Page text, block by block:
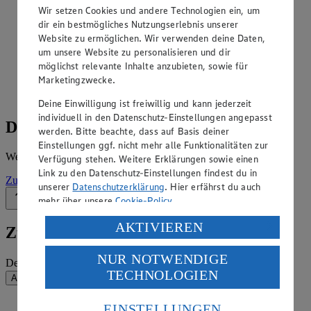
ansehen
Siehe dir die Angebote der Woche deines Marktes im
digitalen Blätterkatalog an.
Prospekt MG_313_EC_Schmidt im Browser
Details zum Markt
Weitere Informationen – alles auf einem Blick.
Zur Marktseite
Zurück nach oben
Zum Newsletter anmelden
Deine E-Mail-Adresse (Pflichtfeld)
Absenden
Wir setzen Cookies und andere Technologien ein, um
dir ein bestmögliches Nutzungserlebnis unserer
Website zu ermöglichen. Wir verwenden deine Daten,
um unsere Website zu personalisieren und dir
möglichst relevante Inhalte anzubieten, sowie für
Marketingzwecke.
Deine Einwilligung ist freiwillig und kann jederzeit
individuell in den Datenschutz-Einstellungen angepasst
werden. Bitte beachte, dass auf Basis deiner
Einstellungen ggf. nicht mehr alle Funktionalitäten zur
Verfügung stehen. Weitere Erklärungen sowie einen
Link zu den Datenschutz-Einstellungen findest du in
unserer Datenschutzerklärung. Hier erfährst du auch
mehr über unsereCookie-Policy.
Verarbeitung deiner personenbezogenen Daten in den
USA durch Facebook und YouTube:
Wenn du auf „Aktivieren“ klickst, willigst du im Sinne
des Art. 49 Abs. 1 Satz 1 lit. a) DSGVO ein, dass deine
Daten in den USA verarbeitet werden. Der EuGH sieht
die USA als Land mit einem nach europäischen
AKTIVIEREN
NUR NOTWENDIGE
TECHNOLOGIEN